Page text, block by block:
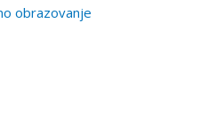
obrazovanje